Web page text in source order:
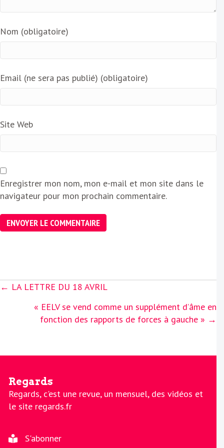
Nom (obligatoire)
Email (ne sera pas publié) (obligatoire)
Site Web
Enregistrer mon nom, mon e-mail et mon site dans le
navigateur pour mon prochain commentaire.
Posts
← LA LETTRE DU 18 AVRIL
« EELV se vend comme un supplément d’âme en
fonction des rapports de forces à gauche » →
Regards
Regards, c'est une revue, un mensuel, des vidéos et
le site regards.fr
S'abonner